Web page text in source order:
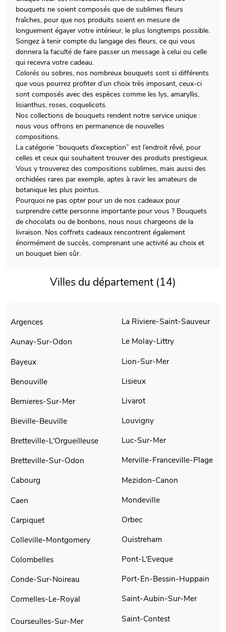
bouquets ne soient composés que de sublimes fleurs
fraîches, pour que nos produits soient en mesure de
longuement égayer votre intérieur, le plus longtemps possible.
Songez à tenir compte du langage des fleurs, ce qui vous
donnera la faculté de faire passer un message à celui ou celle
qui recevra votre cadeau.
Colorés ou sobres, nos nombreux bouquets sont si différents
que vous pourrez profiter d’un choix très imposant, ceux-ci
sont composés avec des espèces comme les lys, amaryllis,
lisianthus, roses, coquelicots.
Nos collections de bouquets rendent notre service unique :
nous vous offrons en permanence de nouvelles
compositions.
La catégorie “bouquets d’exception” est l’endroit rêvé, pour
celles et ceux qui souhaitent trouver des produits prestigieux.
Vous y trouverez des compositions sublimes, mais aussi des
orchidées rares par exemple, aptes à ravir les amateurs de
botanique les plus pointus.
Pourquoi ne pas opter pour un de nos cadeaux pour
surprendre cette personne importante pour vous ? Bouquets
de chocolats ou de bonbons, nous nous chargeons de la
livraison. Nos coffrets cadeaux rencontrent également
énormément de succès, comprenant une activité au choix et
un bouquet bien sûr.
Villes du département (14)
Argences
Aunay-Sur-Odon
Bayeux
Benouville
Bernieres-Sur-Mer
Bieville-Beuville
Bretteville-L'Orgueilleuse
Bretteville-Sur-Odon
Cabourg
Caen
Carpiquet
Colleville-Montgomery
Colombelles
Conde-Sur-Noireau
Cormelles-Le-Royal
Courseulles-Sur-Mer
La Riviere-Saint-Sauveur
Le Molay-Littry
Lion-Sur-Mer
Lisieux
Livarot
Louvigny
Luc-Sur-Mer
Merville-Franceville-Plage
Mezidon-Canon
Mondeville
Orbec
Ouistreham
Pont-L'Eveque
Port-En-Bessin-Huppain
Saint-Aubin-Sur-Mer
Saint-Contest